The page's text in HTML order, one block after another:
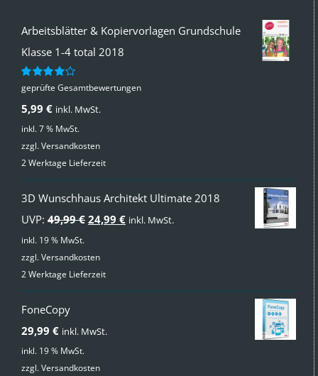
Arbeitsblätter & Kopiervorlagen Grundschule
Klasse 1-4 total 2018
Bewertet
von 5
geprüfte Gesamtbewertungen
5,99 € inkl. MwSt.
inkl. 7 % MwSt.
zzgl.Versandkosten
2 Werktage Lieferzeit
3D Wunschhaus Architekt Ultimate 2018
UVP: 49,99€ Ursprünglicher
war:
24,99 €Aktueller
inkl. MwSt.
inkl. 19 % MwSt.
zzgl.Versandkosten
2 Werktage Lieferzeit
FoneCopy
29,99 € inkl. MwSt.
inkl. 19 % MwSt.
zzgl.Versandkosten